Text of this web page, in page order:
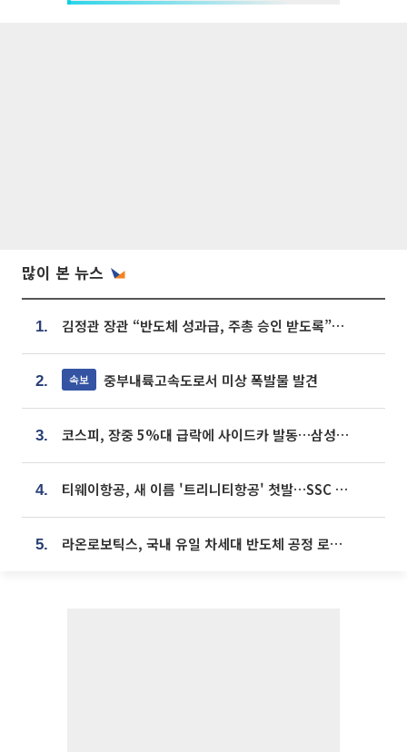
많이 본 뉴스
1. 김정관 장관 “반도체 성과급, 주총 승인 받도록”…상법·자본시장법 개정 시사
2. 속보 중부내륙고속도로서 미상 폭발물 발견
3. 코스피, 장중 5%대 급락에 사이드카 발동…삼성·SK 동반 폭락
4. 티웨이항공, 새 이름 '트리니티항공' 첫발…SSC 전략 본격화
5. 라온로보틱스, 국내 유일 차세대 반도체 공정 로봇 개발 ‘고객사 테스트 진행’